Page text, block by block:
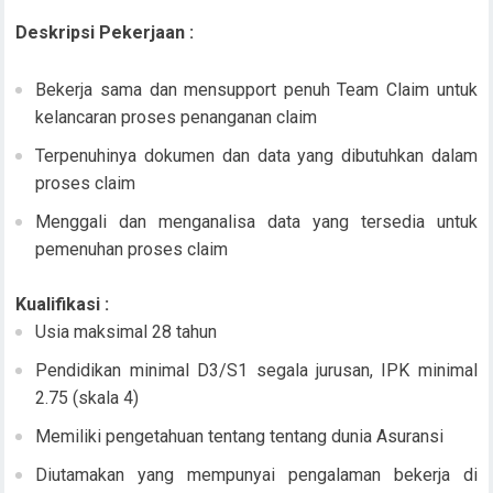
Deskripsi Pekerjaan :
Bekerja sama dan mensupport penuh Team Claim untuk
kelancaran proses penanganan claim
Terpenuhinya dokumen dan data yang dibutuhkan dalam
proses claim
Menggali dan menganalisa data yang tersedia untuk
pemenuhan proses claim
Kualifikasi :
Usia maksimal 28 tahun
Pendidikan minimal D3/S1 segala jurusan, IPK minimal
2.75 (skala 4)
Memiliki pengetahuan tentang tentang dunia Asuransi
Diutamakan yang mempunyai pengalaman bekerja di